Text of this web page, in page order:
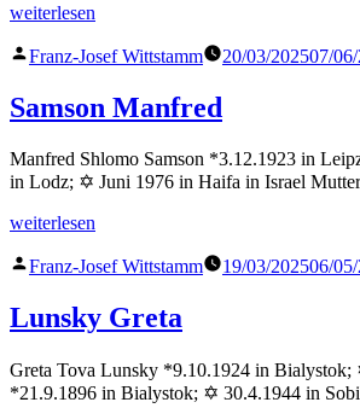
„Klijnkramer
weiterlesen
Veröffentlicht
Franz-Josef Wittstamm 20/03/202507/
Samson Manfred
Manfred Shlomo Samson *3.12.1923 in
in Lodz; ✡ Juni 1976 in Haifa in Israel
„Samson
weiterlesen
Veröffentlicht
Franz-Josef Wittstamm 19/03/202506/
Lunsky Greta
Greta Tova Lunsky *9.10.1924 in Bialystok;
*21.9.1896 in Bialystok; ✡ 30.4.1944 in